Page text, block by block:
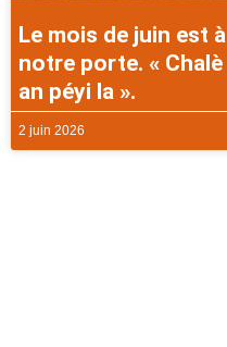
Le mois de juin est à
notre porte. « Chalè
an péyi la ».
2 juin 2026